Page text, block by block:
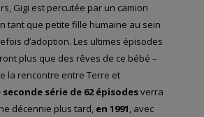
Gigi est percutée par un camion
tant que petite fille humaine au sein
d’adoption. Les ultimes épisodes
plus que des rêves de ce bébé –
la rencontre entre Terre et
seconde série de 62 épisodesverra
décennie plus tard, en 1991, avec